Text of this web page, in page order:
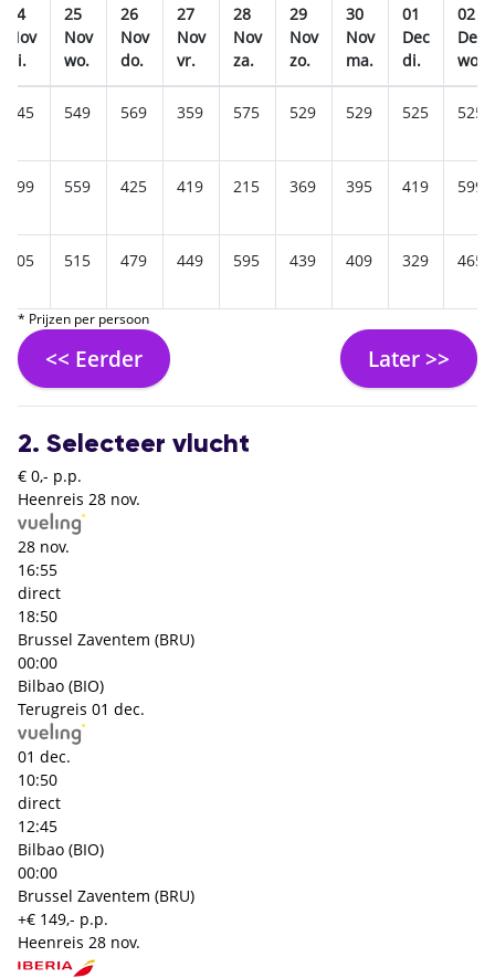
24
Nov
di.
25
Nov
wo.
26
Nov
do.
27
Nov
vr.
28
Nov
za.
29
Nov
zo.
30
Nov
ma.
01
Dec
di.
02
Dec
wo.
545 549 569 359 575 529 529 525 525
399 559 425 419 215 369 395 419 599
305 515 479 449 595 439 409 329 465
* Prijzen per persoon
<< Eerder Later >>
2. Selecteer vlucht
€ 0,- p.p.
Heenreis 28 nov.
28 nov.
16:55
direct
18:50
Brussel Zaventem (BRU)
00:00
Bilbao (BIO)
Terugreis 01 dec.
01 dec.
10:50
direct
12:45
Bilbao (BIO)
00:00
Brussel Zaventem (BRU)
+€ 149,- p.p.
Heenreis 28 nov.